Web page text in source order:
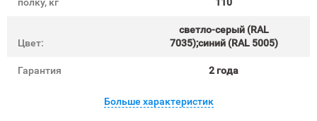
Цвет:
светло-серый (RAL
7035);синий (RAL 5005)
Гарантия 2 года
Больше характеристик